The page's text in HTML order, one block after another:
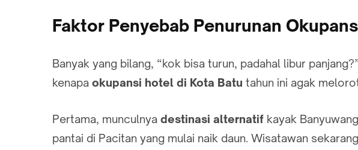
Faktor Penyebab Penurunan
Banyak yang bilang, “kok bisa turun, padahal libur
kenapa okupansi hotel di Kota Batu tahun ini agak
Pertama, munculnya destinasi alternatif kayak
pantai di Pacitan yang mulai naik daun. Wisatawan